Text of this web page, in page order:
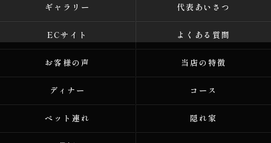
ギャラリー 代表あいさつ
ECサイト よくある質問
お客様の声 当店の特徴
ディナー コース
ペット連れ 隠れ家